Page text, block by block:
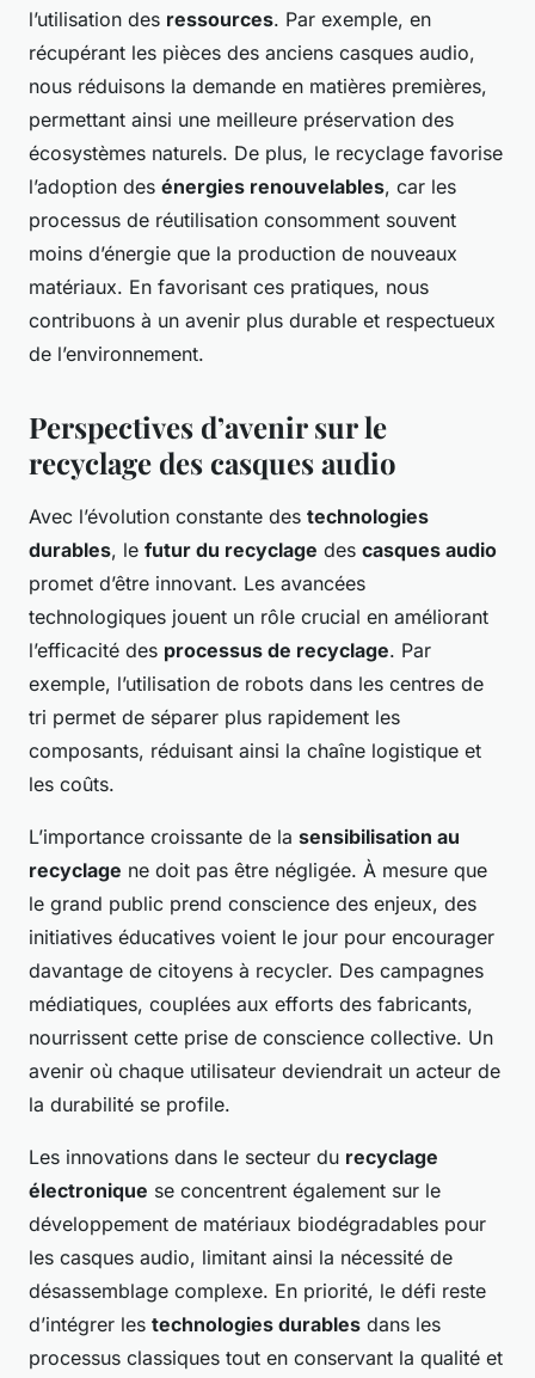
l’utilisation des ressources. Par exemple, en
récupérant les pièces des anciens casques audio,
nous réduisons la demande en matières premières,
permettant ainsi une meilleure préservation des
écosystèmes naturels. De plus, le recyclage favorise
l’adoption des énergies renouvelables, car les
processus de réutilisation consomment souvent
moins d’énergie que la production de nouveaux
matériaux. En favorisant ces pratiques, nous
contribuons à un avenir plus durable et respectueux
de l’environnement.
Perspectives d’avenir sur le
recyclage des casques audio
Avec l’évolution constante des technologies
durables, le futur du recyclage des casques audio
promet d’être innovant. Les avancées
technologiques jouent un rôle crucial en améliorant
l’efficacité des processus de recyclage. Par
exemple, l’utilisation de robots dans les centres de
tri permet de séparer plus rapidement les
composants, réduisant ainsi la chaîne logistique et
les coûts.
L’importance croissante de la sensibilisation au
recyclage ne doit pas être négligée. À mesure que
le grand public prend conscience des enjeux, des
initiatives éducatives voient le jour pour encourager
davantage de citoyens à recycler. Des campagnes
médiatiques, couplées aux efforts des fabricants,
nourrissent cette prise de conscience collective. Un
avenir où chaque utilisateur deviendrait un acteur de
la durabilité se profile.
Les innovations dans le secteur du recyclage
électronique se concentrent également sur le
développement de matériaux biodégradables pour
les casques audio, limitant ainsi la nécessité de
désassemblage complexe. En priorité, le défi reste
d’intégrer les technologies durables dans les
processus classiques tout en conservant la qualité et